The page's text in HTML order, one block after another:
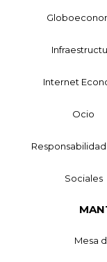
Internet
Ocio
Sociales
Mesa